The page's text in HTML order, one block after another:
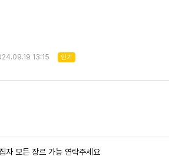
13:15 인기
자 모든 장르 가능 연락주세요